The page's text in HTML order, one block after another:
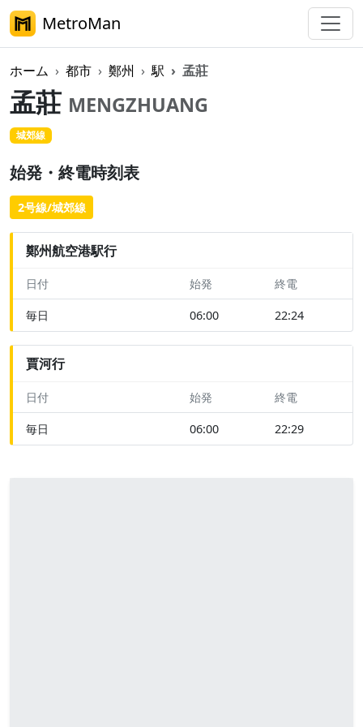
MetroMan
ホーム 都市 鄭州 駅 孟莊
孟莊 MENGZHUANG
城郊線
始発・終電時刻表
2号線/城郊線
鄭州航空港駅行
日付 始発 終電
毎日 06:00 22:24
賈河行
日付 始発 終電
毎日 06:00 22:29